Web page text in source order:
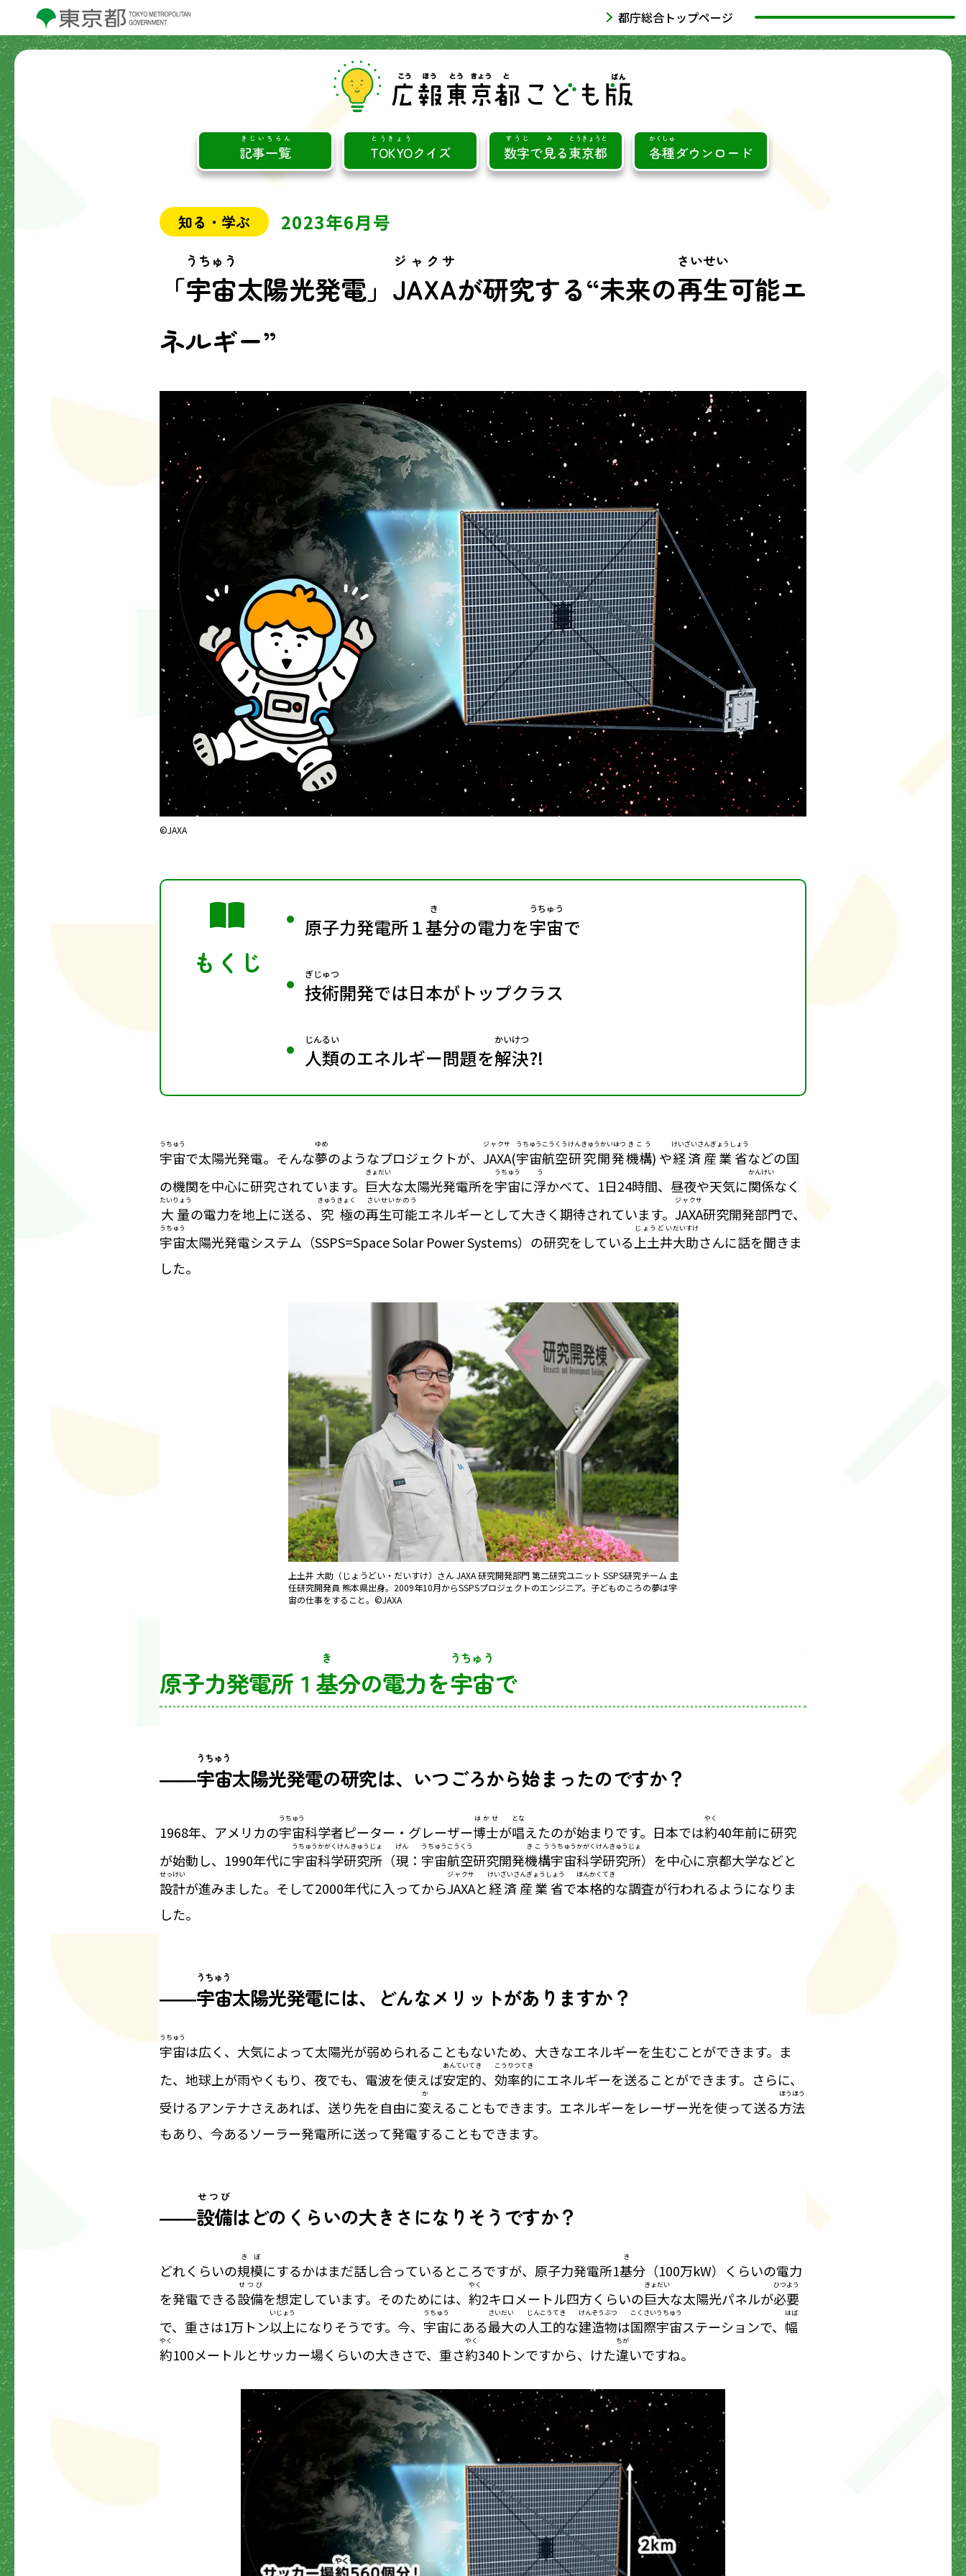
都庁総合トップページ
記事一覧
きじいちらん
TOKYO
とうきょう
クイズ 数字
すうじ
で見
み
る東京都
とうきょうと
各種
かくしゅ
ダウンロード
知る・学ぶ 2023年6月号
「宇宙
うちゅう
太陽光発電」 JAXA
ジャクサ
が研究する“未来の再生
さいせい
可能エ
ネルギー”
©JAXA
もくじ
原子力発電所１基
き
分の電力を宇宙
うちゅう
で
技術
ぎじゅつ
開発では日本がトップクラス
人類
じんるい
のエネルギー問題を解決
かいけつ
?!
宇宙
うちゅう
で太陽光発電――。そんな夢
ゆめ
のようなプロジェクトが、 JAXA
ジャクサ
(宇宙航空
うちゅうこうくう
研究開発
けんきゅうかいはつ
機構
きこう
) や経済産業省
けいざいさんぎょうしょう
などの国
の機関を中心に研究されています。 巨大
きょだい
な太陽光発電所を宇宙
うちゅう
に浮
う
かべて、1日24時間、昼夜や天気に関係
かんけい
なく
大量
たいりょう
の電力を地上に送る、 究極
きゅうきょく
の再生可能
さいせいかのう
エネルギーとして大きく期待されています。 JAXA
ジャクサ
研究開発部門で、
宇宙
うちゅう
太陽光発電システム（SSPS=Space Solar Power Systems）の研究をしている 上土井
じょうどい
大助
だいすけ
さんに話を聞きま
した。
上土井 大助（じょうどい・だいすけ）さん JAXA 研究開発部門 第二研究ユニット SSPS研究チーム 主
任研究開発員 熊本県出身。2009年10月からSSPSプロジェクトのエンジニア。子どものころの夢は宇
宙の仕事をすること。©JAXA
原子力発電所１ 基
き
分の電力を宇宙
うちゅう
で
――宇宙
うちゅう
太陽光発電の研究は、いつごろから始まったのですか？
1968年、アメリカの宇宙
うちゅう
科学者ピーター・グレーザー博士
はかせ
が唱
とな
えたのが始まりです。日本では約
やく
40年前に研究
が始動し、1990年代に宇宙科学研究所
うちゅうかがくけんきゅうじょ
（現
げん
： 宇宙航空
うちゅうこうくう
研究開発機構
きこう
宇宙科学研究所
うちゅうかがくけんきゅうじょ
）を中心に京都大学などと
設計
せっけい
が進みました。そして2000年代に入ってからJAXA
ジャクサ
と経済産業省
けいざいさんぎょうしょう
で本格的
ほんかくてき
な調査が行われるようになりま
した。
――宇宙
うちゅう
太陽光発電には、どんなメリットがありますか？
宇宙
うちゅう
は広く、大気によって太陽光が弱められることもないため、大きなエネルギーを生むことができます。ま
た、地球上が雨やくもり、夜でも、電波を使えば安定的
あんていてき
、 効率的
こうりつてき
にエネルギーを送ることができます。さらに、
受けるアンテナさえあれば、送り先を自由に変
か
えることもできます。エネルギーをレーザー光を使って送る方法
ほうほう
もあり、今あるソーラー発電所に送って発電することもできます。
――設備
せつび
はどのくらいの大きさになりそうですか？
どれくらいの規模
きぼ
にするかはまだ話し合っているところですが、原子力発電所1基
き
分（100万kW）くらいの電力
を発電できる設備
せつび
を想定しています。そのためには、 約
やく
2キロメートル四方くらいの巨大
きょだい
な太陽光パネルが必要
ひつよう
で、重さは1万トン以上
いじょう
になりそうです。今、 宇宙
うちゅう
にある最大
さいだい
の人工的
じんこうてき
な建造物
けんぞうぶつ
は国際
こくさい
宇宙
うちゅう
ステーションで、 幅
はば
約
やく
100メートルとサッカー場くらいの大きさで、重さ約
やく
340トンですから、けた違
ちが
いですね。